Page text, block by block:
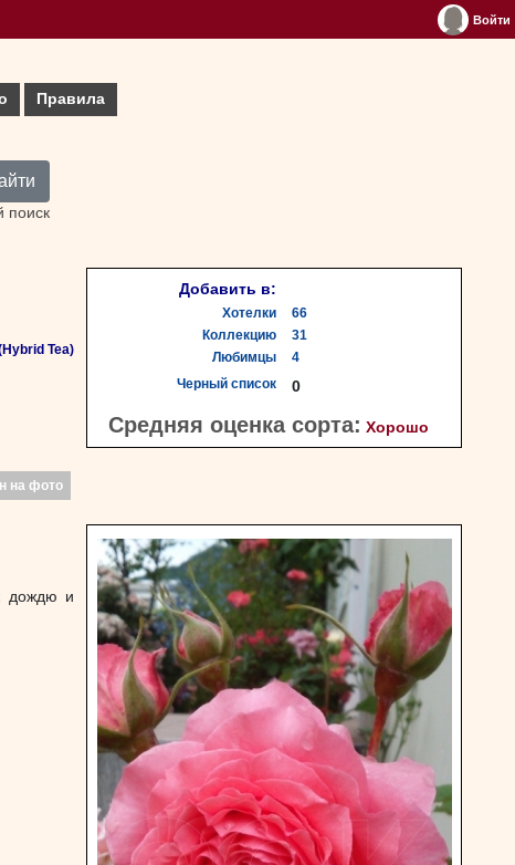
Войти
Правила
поиск
Tea)
Добавить в:
Хотелки
66
Коллекцию
31
Любимцы
4
Черный список
0
Средняя оценка сорта: Хорошо
на фото
дождю и